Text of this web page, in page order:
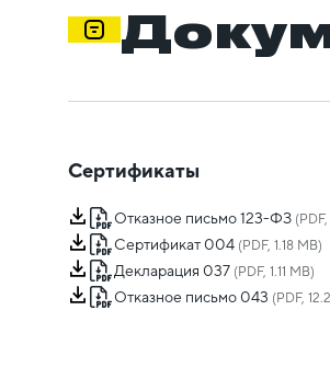
Сертификаты
Отказное письмо 123-ФЗ
Сертификат 004 (PDF, 1.18 MB)
Декларация 037 (PDF, 1.11 MB)
Отказное письмо 043 (PDF,